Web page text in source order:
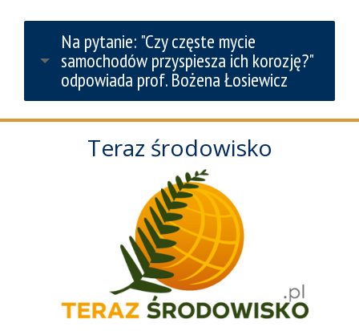
Na pytanie: "Czy częste mycie
samochodów przyspiesza ich korozję?"
odpowiada prof. Bożena Łosiewicz
Teraz środowisko